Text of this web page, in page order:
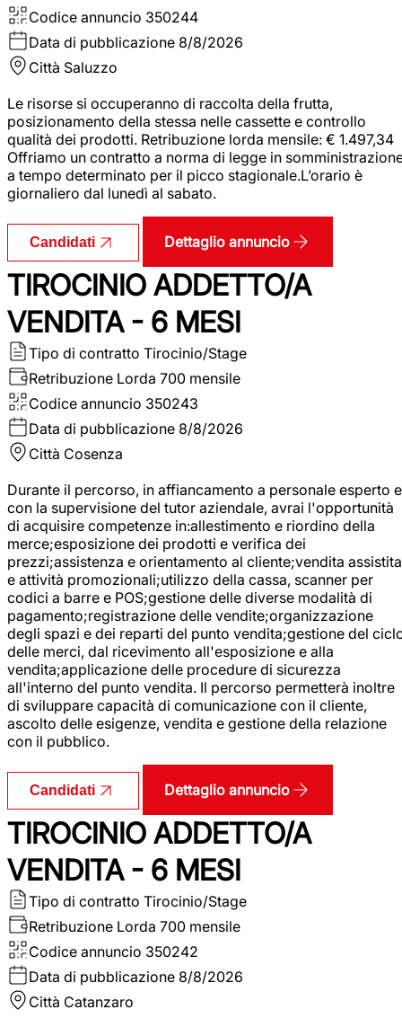
Codice annuncio 350244
Data di pubblicazione 8/8/2026
Città Saluzzo
Le risorse si occuperanno di raccolta della frutta,
posizionamento della stessa nelle cassette e controllo
qualità dei prodotti. Retribuzione lorda mensile: € 1.497,34
Offriamo un contratto a norma di legge in
a tempo determinato per il picco stagionale.L’orario è
giornaliero dal lunedì al sabato.
Candidati Dettaglio annuncio
TIROCINIO ADDETTO/A
VENDITA - 6 MESI
Tipo di contratto Tirocinio/Stage
Retribuzione Lorda 700 mensile
Codice annuncio 350243
Data di pubblicazione 8/8/2026
Città Cosenza
Durante il percorso, in affiancamento a personale esperto e
con la supervisione del tutor aziendale, avrai l'opportunità
di acquisire competenze in:allestimento e riordino della
merce;esposizione dei prodotti e verifica dei
prezzi;assistenza e orientamento al cliente;vendita assistita
e attività promozionali;utilizzo della cassa, scanner per
codici a barre e POS;gestione delle diverse modalità di
pagamento;registrazione delle vendite;organizzazione
degli spazi e dei reparti del punto vendita;gestione del
delle merci, dal ricevimento all'esposizione e alla
vendita;applicazione delle procedure di sicurezza
all'interno del punto vendita. Il percorso permetterà inoltre
di sviluppare capacità di comunicazione con il cliente,
ascolto delle esigenze, vendita e gestione della relazione
con il pubblico.
Candidati Dettaglio annuncio
TIROCINIO ADDETTO/A
VENDITA - 6 MESI
Tipo di contratto Tirocinio/Stage
Retribuzione Lorda 700 mensile
Codice annuncio 350242
Data di pubblicazione 8/8/2026
Città Catanzaro